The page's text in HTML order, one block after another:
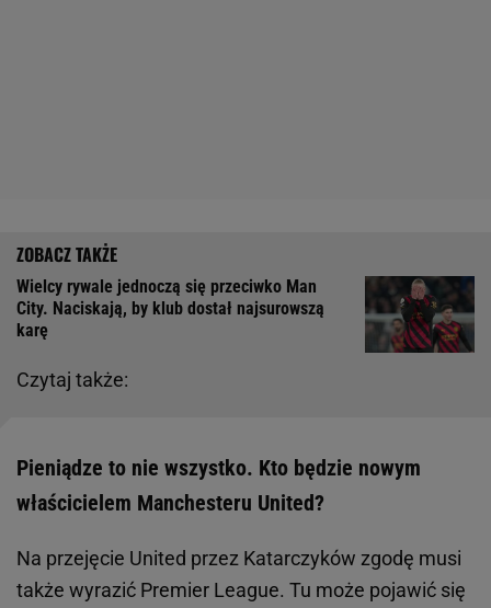
Czytaj także:
Wielcy rywale jednoczą się przeciwko Man
City. Naciskają, by klub dostał najsurowszą
karę
Pieniądze to nie wszystko. Kto będzie nowym
właścicielem Manchesteru United?
Na przejęcie United przez Katarczyków zgodę musi
także wyrazić Premier League. Tu może pojawić się